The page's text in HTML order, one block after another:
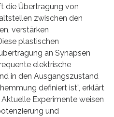
die Übertragung von
zwischen den
verstärken
plastischen
an Synapsen
elektrische
in den Ausgangszustand
definiert ist”, erklärt
Experimente weisen
und